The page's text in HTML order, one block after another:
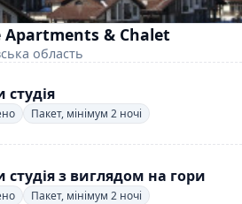
& Chalet
область
Пакет, мінімум 2 ночі
з виглядом на гори
Пакет, мінімум 2 ночі